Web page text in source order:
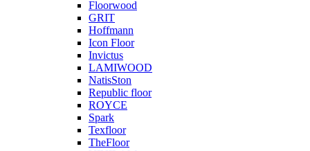
Floorwood
GRIT
Hoffmann
Icon Floor
Invictus
LAMIWOOD
NatisSton
Republic floor
ROYCE
Spark
Texfloor
TheFloor